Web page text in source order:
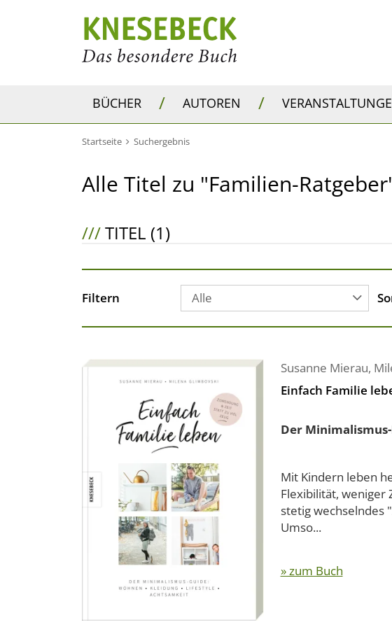
BÜCHER / AUTOREN /
Startseite Suchergebnis
Alle Titel zu "Familien-
///TITEL (1)
Filtern Alle
Susanne Mierau,
Einfach Familie
Der
Mit Kindern leben
Flexibilität, weniger
stetig wechselndes
Umso...
» zum Buch